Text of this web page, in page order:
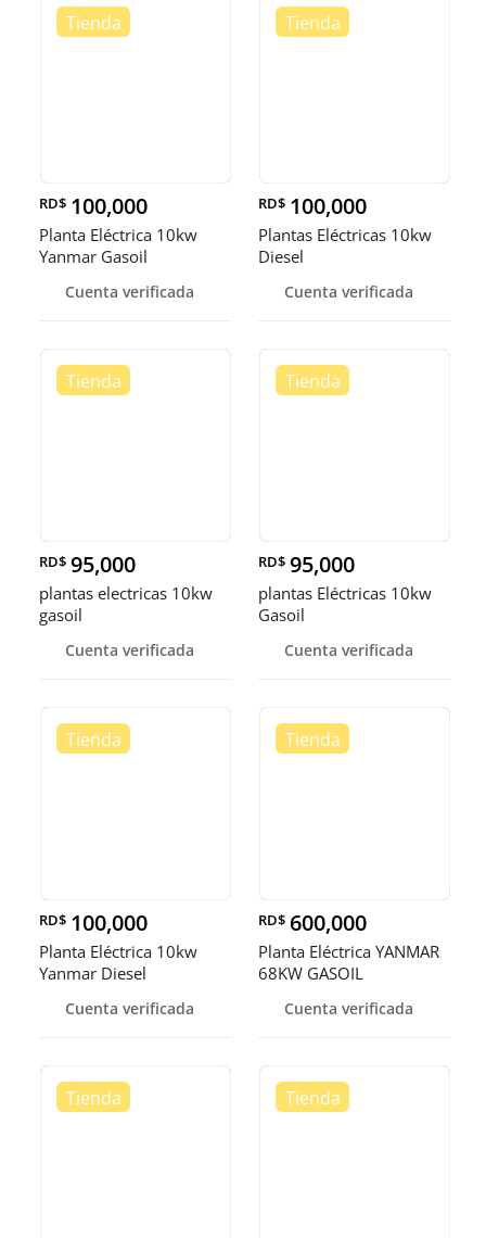
RD$ 100,000
Planta Eléctrica 10kw
Yanmar Gasoil
Cuenta verificada
RD$ 100,000
Plantas Eléctricas 10kw
Diesel
Cuenta verificada
RD$ 95,000
plantas electricas 10kw
gasoil
Cuenta verificada
RD$ 95,000
plantas Eléctricas 10kw
Gasoil
Cuenta verificada
RD$ 100,000
Planta Eléctrica 10kw
Yanmar Diesel
Cuenta verificada
RD$ 600,000
Planta Eléctrica YANMAR
68KW GASOIL
Cuenta verificada